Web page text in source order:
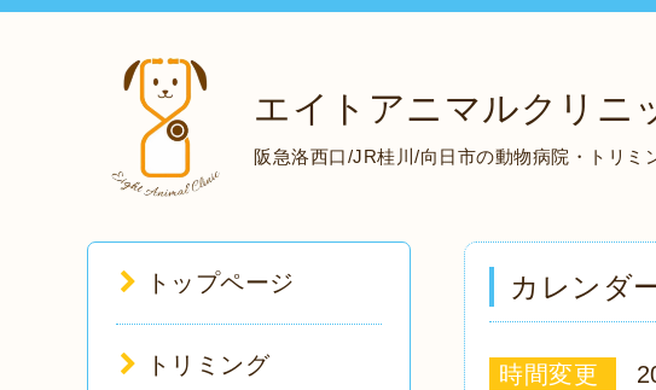
エイトアニマルクリニ
阪急洛西口/JR桂川/向日市の動物病院・トリミ
カレンダ
時間変更
トップページ
トリミング